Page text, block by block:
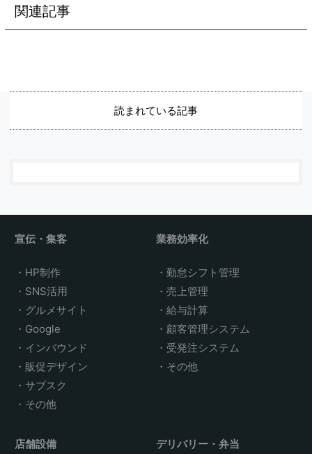
関連記事
読まれている記事
宣伝・集客
HP制作
SNS活用
グルメサイト
Google
インバウンド
販促デザイン
サブスク
その他
業務効率化
勤怠シフト管理
売上管理
給与計算
顧客管理システム
受発注システム
その他
店舗設備 デリバリー・弁当